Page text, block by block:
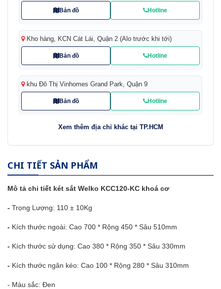
Bản đồ Hotline
Kho hàng, KCN Cát Lái, Quận 2 (Alo trước khi tới)
Bản đồ Hotline
khu Đô Thị Vinhomes Grand Park, Quận 9
Bản đồ Hotline
Xem thêm địa chỉ khác tại TP.HCM
CHI TIẾT SẢN PHẨM
Mô tả chi tiết két sắt Welko KCC120-KC khoá cơ
- Trọng Lượng: 110 ± 10Kg
- Kích thước ngoài: Cao 700 * Rộng 450 * Sâu 510mm
- Kích thước sử dụng: Cao 380 * Rộng 350 * Sâu 330mm
- Kích thước ngăn kéo: Cao 100 * Rộng 280 * Sâu 310mm
- Màu sắc: Đen